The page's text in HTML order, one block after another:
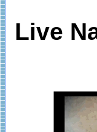
Live